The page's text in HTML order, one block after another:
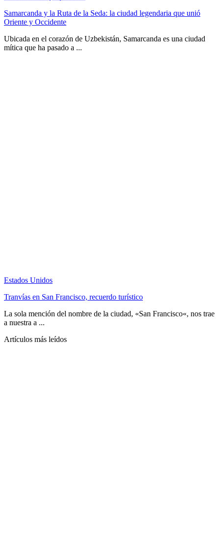
Samarcanda y la Ruta de la Seda: la ciudad legendaria que unió
Oriente y Occidente
Ubicada en el corazón de Uzbekistán, Samarcanda es una ciudad
mítica que ha pasado a ...
Estados Unidos
Tranvías en San Francisco, recuerdo turístico
La sola mención del nombre de la ciudad, «San Francisco«, nos trae
a nuestra a ...
Artículos más leídos